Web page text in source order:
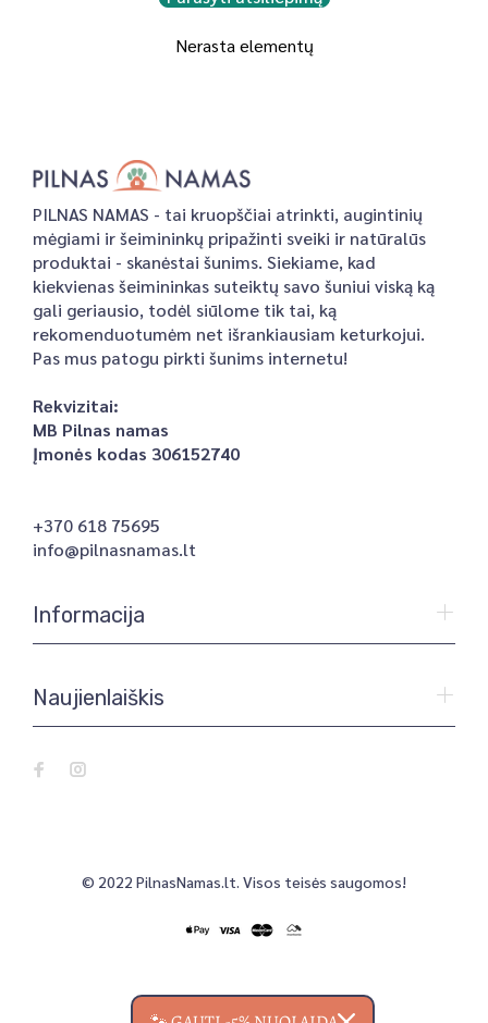
Nerasta elementų
PILNAS NAMAS - tai kruopščiai atrinkti, augintinių
mėgiami ir šeimininkų pripažinti sveiki ir natūralūs
produktai - skanėstai šunims. Siekiame, kad
kiekvienas šeimininkas suteiktų savo šuniui viską ką
gali geriausio, todėl siūlome tik tai, ką
rekomenduotumėm net išrankiausiam keturkojui.
Pas mus patogu pirkti šunims internetu!
Rekvizitai:
MB Pilnas namas
Įmonės kodas 306152740
+370 618 75695
info@pilnasnamas.lt
Informacija
Naujienlaiškis
© 2022 PilnasNamas.lt. Visos teisės saugomos!